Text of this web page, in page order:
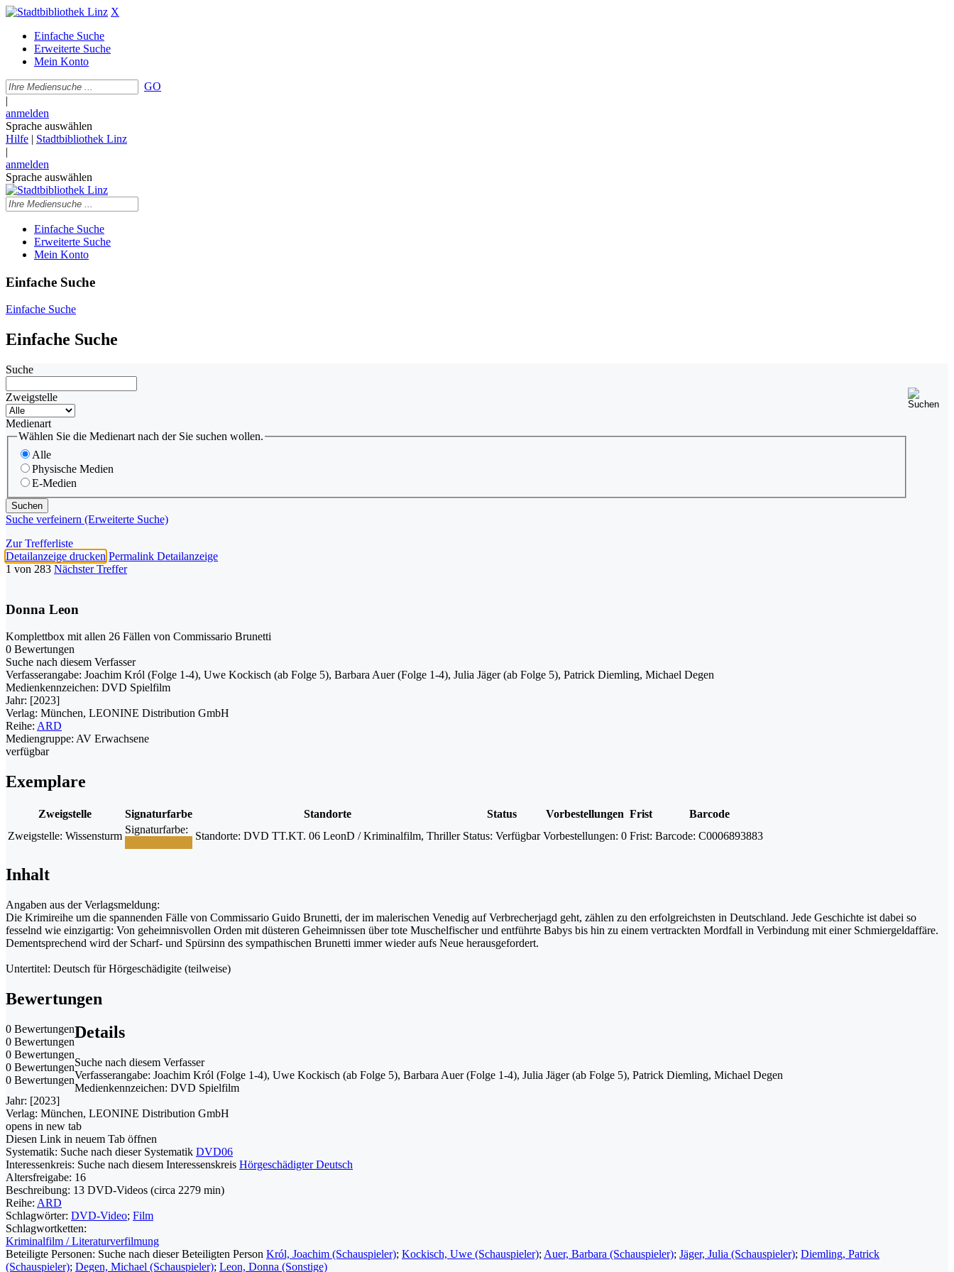
X
Einfache Suche
Erweiterte Suche
Mein Konto
GO
|
anmelden
Sprache auswählen
Hilfe | Stadtbibliothek Linz
|
anmelden
Sprache auswählen
Einfache Suche
Erweiterte Suche
Mein Konto
Einfache Suche
Einfache Suche
Einfache Suche
Suche
Zweigstelle
Medienart
Wählen Sie die Medienart nach der Sie suchen wollen.
Alle
Physische Medien
E-Medien
Suche verfeinern (Erweiterte Suche)
Zur Trefferliste
Detailanzeige drucken Permalink Detailanzeige
1 von 283 Nächster Treffer
Donna Leon
Komplettbox mit allen 26 Fällen von Commissario Brunetti
0 Bewertungen
Suche nach diesem Verfasser
Verfasserangabe: Joachim Król (Folge 1-4), Uwe Kockisch (ab Folge 5), Barbara Auer (Folge 1-4), Julia Jäger (ab Folge 5), Patrick Diemling, Michael Degen
Medienkennzeichen: DVD Spielfilm
Jahr: [2023]
Verlag: München, LEONINE Distribution GmbH
Reihe: ARD
Mediengruppe: AV Erwachsene
verfügbar
Exemplare
Zweigstelle Signaturfarbe Standorte Status Vorbestellungen Frist
Barcode
Zweigstelle: Wissensturm
Signaturfarbe:
Standorte: DVD TT.KT. 06 LeonD / Kriminalfilm, Thriller Status: Verfügbar Vorbestellungen: 0 Frist: Barcode: C0006893883
Inhalt
Angaben aus der Verlagsmeldung:
Die Krimireihe um die spannenden Fälle von Commissario Guido Brunetti, der im malerischen Venedig auf Verbrecherjagd geht, zählen zu den erfolgreichsten in Deutschland. Jede Geschichte ist dabei so
fesselnd wie einzigartig: Von geheimnisvollen Orden mit düsteren Geheimnissen über tote Muschelfischer und entführte Babys bis hin zu einem vertrackten Mordfall in Verbindung mit einer Schmiergeldaffäre.
Dementsprechend wird der Scharf- und Spürsinn des sympathischen Brunetti immer wieder aufs Neue herausgefordert.
Untertitel: Deutsch für Hörgeschädigite (teilweise)
Bewertungen
0 Bewertungen
0 Bewertungen
0 Bewertungen
0 Bewertungen
0 Bewertungen
Details
Suche nach diesem Verfasser
Verfasserangabe: Joachim Król (Folge 1-4), Uwe Kockisch (ab Folge 5), Barbara Auer (Folge 1-4), Julia Jäger (ab Folge 5), Patrick Diemling, Michael Degen
Medienkennzeichen: DVD Spielfilm
Jahr: [2023]
Verlag: München, LEONINE Distribution GmbH
opens in new tab
Diesen Link in neuem Tab öffnen
Systematik: Suche nach dieser Systematik DVD06
Interessenkreis: Suche nach diesem Interessenskreis Hörgeschädigter Deutsch
Altersfreigabe: 16
Beschreibung: 13 DVD-Videos (circa 2279 min)
Reihe: ARD
Schlagwörter: DVD-Video; Film
Schlagwortketten:
Kriminalfilm / Literaturverfilmung
Beteiligte Personen: Suche nach dieser Beteiligten Person Król, Joachim (Schauspieler); Kockisch, Uwe (Schauspieler); Auer, Barbara (Schauspieler); Jäger, Julia (Schauspieler); Diemling, Patrick
(Schauspieler); Degen, Michael (Schauspieler); Leon, Donna (Sonstige)